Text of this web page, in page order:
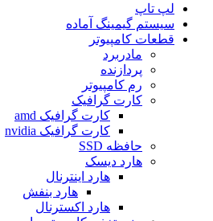
لپ تاپ
سیستم گیمینگ آماده
قطعات کامپیوتر
مادربرد
پردازنده
رم کامپیوتر
کارت گرافیک
کارت گرافیک amd
کارت گرافیک nvidia
حافظه SSD
هارد دیسک
هارد اینترنال
هارد بنفش
هارد اکسترنال